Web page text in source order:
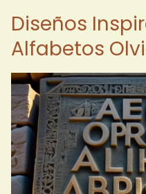
Diseños
Alfabetos